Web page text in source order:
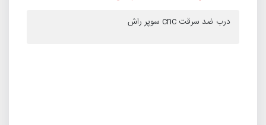
درب ضد سرقت cnc سوپر راش